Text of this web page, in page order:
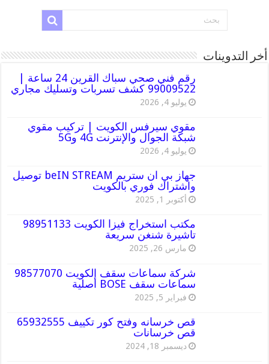
أخر التدوينات
رقم فني صحي سباك القرين 24 ساعة |
99009522 كشف تسربات وتسليك مجاري
يوليو 4, 2026
مقوي سيرفس الكويت | تركيب مقوي
شبكة الجوال والإنترنت 4G و5G
يوليو 4, 2026
جهاز بي ان ستريم beIN STREAM توصيل
واشتراك فوري بالكويت
أكتوبر 1, 2025
مكتب استخراج فيزا الكويت 98951133
تاشيرة شنغن سريعة
مارس 26, 2025
شركة سماعات سقف الكويت 98577070
سماعات سقف BOSE أصلية
فبراير 5, 2025
قص خرسانه وفتح كور تكييف 65932555
قص خرسانات
ديسمبر 18, 2024